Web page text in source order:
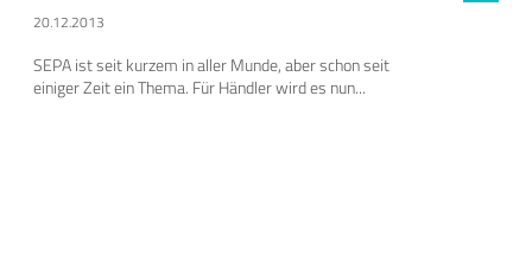
20.12.2013
SEPA ist seit kurzem in aller Munde, aber schon seit
einiger Zeit ein Thema. Für Händler wird es nun...